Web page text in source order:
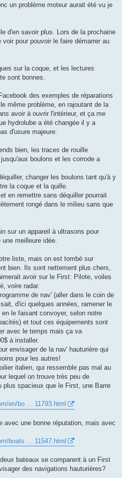
un problème moteur aurait été vu je
d'en savoir plus. Lors de la prochaine
pour pouvoir le faire démarrer au
sur la coque, et les lectures
sont bonnes.
des exemples de réparations
même problème, en rajoutant de la
avoir à ouvrir l'intérieur, et ça me
hydrolube a été changée il y a
d'usure majeure.
bien, les traces de rouille
boulons et les corrode a
changer les boulons tant qu'à y
la coque et la quille.
en remettre sans déquiller pourrait
rongé dans le milieu sans que
sur un appareil à ultrasons pour
meilleure idée.
liste, mais on est tombé sur
bien. Ils sont nettement plus chers,
avoir sur le First: Pilote, voiles
voire radar.
de nav' (aller dans le coin de
d'ici quelques années, ramener le
le faisant convoyer, selon notre
et tout ces équipements sont
avec le temps mais ça va
à installer.
envisager de la nav' hauturière qui
pour les autres!
italien, qui ressemble pas mal au
lequel on trouve très peu de
spacieux que le First, une Barre
en/bo ... 11793.html
avec une bonne réputation, mais avec
boats ... 11547.html
bateaux se comparent à un First
des navigations hauturières?